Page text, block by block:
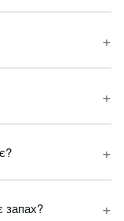
+
+
+
запах? +